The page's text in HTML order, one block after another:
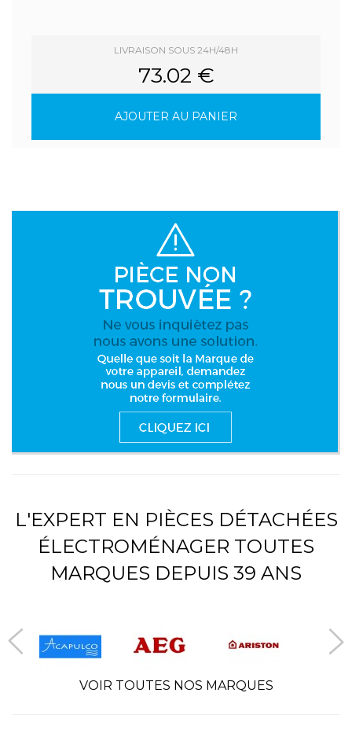
LIVRAISON SOUS 24H/48H
73.02 €
AJOUTER AU PANIER
L'EXPERT EN PIÈCES DÉTACHÉES
ÉLECTROMÉNAGER TOUTES
MARQUES DEPUIS 39 ANS
VOIR TOUTES NOS MARQUES